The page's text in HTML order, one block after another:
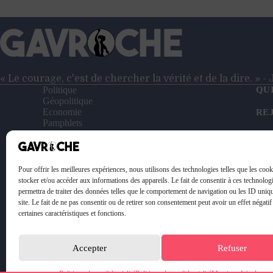
Pour offrir les meilleures expériences, nous utilisons des technologies telles que les
stocker et/ou accéder aux informations des appareils. Le fait de consentir à ces
permettra de traiter des données telles que le comportement de navigation ou les ID
site. Le fait de ne pas consentir ou de retirer son consentement peut avoir un effet
certaines caractéristiques et fonctions.
Accepter Refuser
Entretien
avec
Matthieu
Poux
« Le courage, c'est de chercher la vérité et de la dire. » -
Politique
Géopolitique
Economie
Pamphlets
Entretiens
Reportages
Le Petit Gavroche